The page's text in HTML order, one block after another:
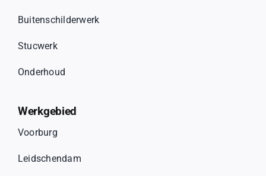
Buitenschilderwerk
Stucwerk
Onderhoud
Werkgebied
Voorburg
Leidschendam